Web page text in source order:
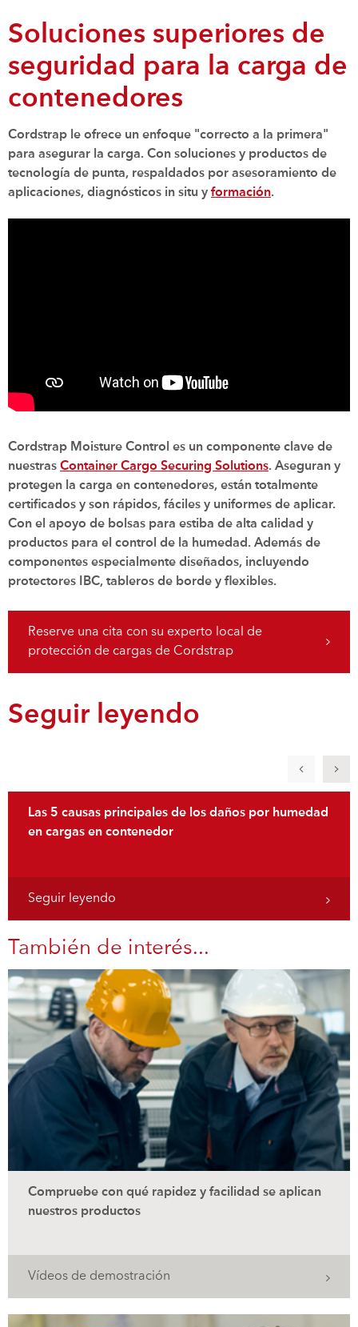
Soluciones superiores de
seguridad para la carga de
contenedores
Cordstrap le ofrece un enfoque "correcto a la primera"
para asegurar la carga. Con soluciones y productos de
tecnología de punta, respaldados por asesoramiento de
aplicaciones, diagnósticos in situ y formación.
Cordstrap Moisture Control es un componente clave de
nuestras Container Cargo Securing Solutions. Aseguran y
protegen la carga en contenedores, están totalmente
certificados y son rápidos, fáciles y uniformes de aplicar.
Con el apoyo de bolsas para estiba de alta calidad y
productos para el control de la humedad. Además de
componentes especialmente diseñados, incluyendo
protectores IBC, tableros de borde y flexibles.
Reserve una cita con su experto local de
protección de cargas de Cordstrap
Seguir leyendo
Las 5 causas principales de los daños por humedad
en cargas en contenedor
Seguir leyendo
También de interés...
Compruebe con qué rapidez y facilidad se aplican
nuestros productos
Vídeos de demostración